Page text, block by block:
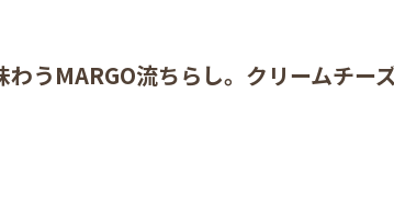
うMARGO流ちらし。クリームチー